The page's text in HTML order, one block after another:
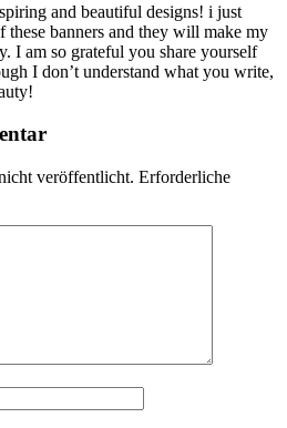
and beautiful designs! i just
banners and they will make my
I am so grateful you share yourself
I don’t understand what you write,
veröffentlicht. Erforderliche